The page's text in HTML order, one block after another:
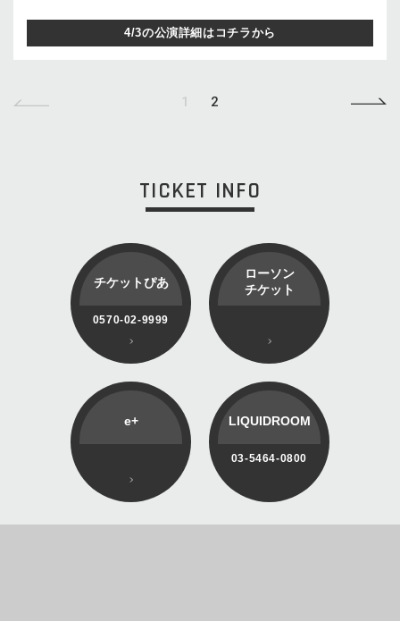
4/3の公演詳細はコチラから
1 2
TICKET INFO
チケットぴあ
0570-02-9999
ローソン
チケット
e+ LIQUIDROOM
03-5464-0800